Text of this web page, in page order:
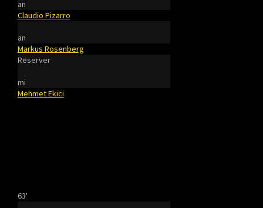
an
Claudio Pizarro
an
Markus Rosenberg
Reserver
mi
Mehmet Ekici
63'